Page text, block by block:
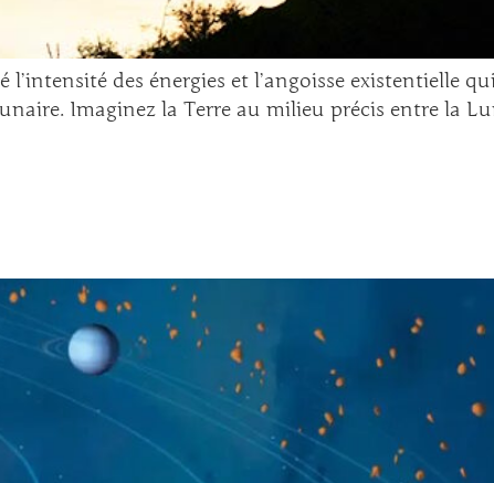
des énergies et l’angoisse existentielle
Imaginez la Terre au milieu précis entre la